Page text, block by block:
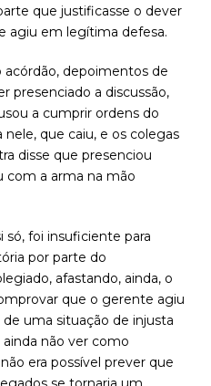
que justificasse o dever
agiu em legítima defesa.
acórdão, depoimentos de
presenciado a discussão,
a cumprir ordens do
que caiu, e os colegas
disse que presenciou
com a arma na mão
só, foi insuficiente para
por parte do
afastando, ainda, o
que o gerente agiu
uma situação de injusta
ainda não ver como
era possível prever que